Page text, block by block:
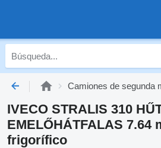
Camiones de segunda
IVECO STRALIS 310
EMELŐHÁTFALAS 7.64
frigorífico